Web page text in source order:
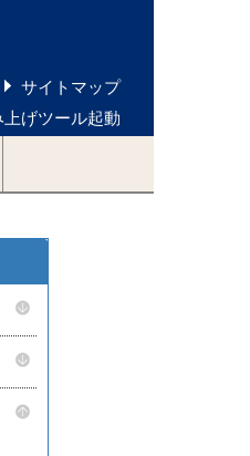
サイトマップ
げツール起動